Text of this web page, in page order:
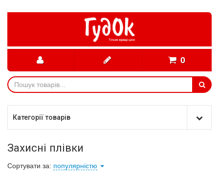
0
Категорії товарів
Захисні плівки
Сортувати за: популярністю